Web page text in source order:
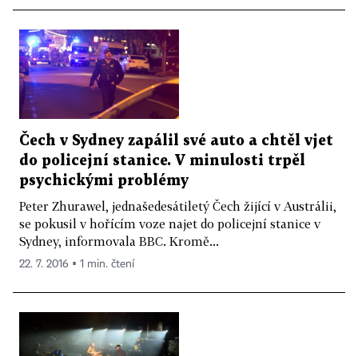
Čech v Sydney zapálil své auto a chtěl vjet
do policejní stanice. V minulosti trpěl
psychickými problémy
Peter Zhurawel, jednašedesátiletý Čech žijící v Austrálii,
se pokusil v hořícím voze najet do policejní stanice v
Sydney, informovala BBC. Kromě...
22. 7. 2016 ▪ 1 min. čtení